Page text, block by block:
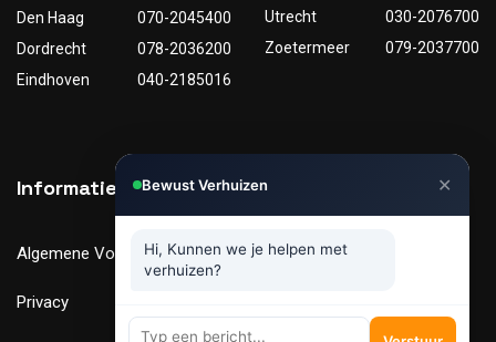
Den Haag
070-2045400
Dordrecht
078-2036200
Eindhoven
040-2185016
Utrecht
030-2076700
Zoetermeer
079-2037700
Informatie
Algemene Voorwaarden
Privacy
Nuttige links
Tarieven
Bewust Verhuizen ✕
Hi, Kunnen we je helpen met
verhuizen?